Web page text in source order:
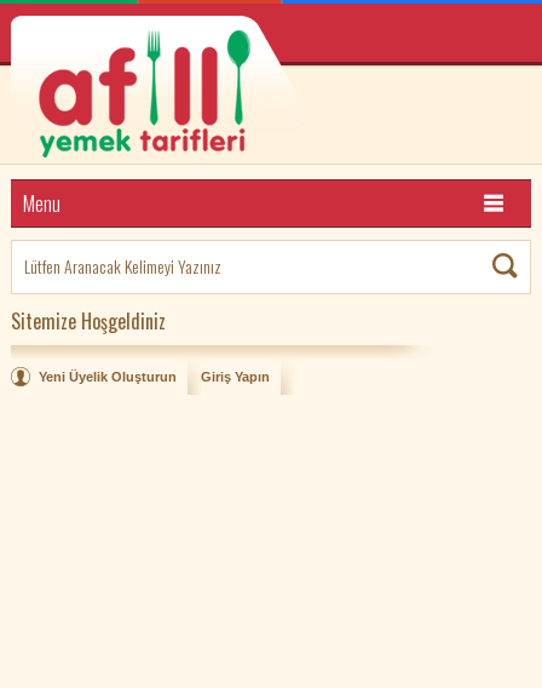
Menu
Sitemize Hoşgeldiniz
Yeni Üyelik Oluşturun Giriş Yapın